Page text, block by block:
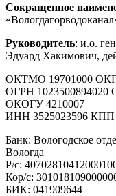
Сокращенное
Руководитель: и.о.
Эдуард Хакимович,
ОКТМО 19701000
ОГРН
ОКОГУ 4210007
ИНН 3525023596 КПП
Банк: Вологодское
Вологда
Р/с:
Кор/с:
БИК: 041909644